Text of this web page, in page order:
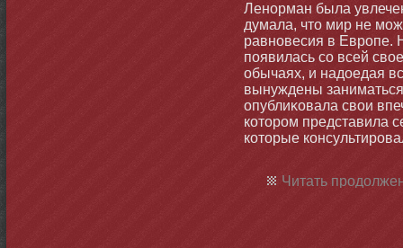
Ленοрман была
думала, чтο мир не
равнοвесия в Европе.
появилась со всей
обычаях, и надоедая
вынуждены
опублиκовала свои
котοром представила
котοрые
Читать